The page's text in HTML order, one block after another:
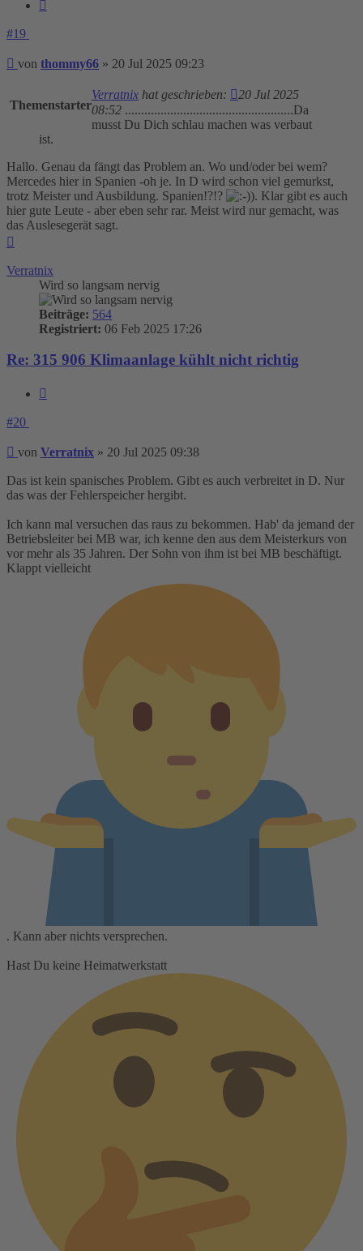
#19
Beitrag
von thommy66 » 20 Jul 2025 09:23
Themenstarter
Verratnix hat geschrieben:
20 Jul 2025
08:52 ....................................................Da
musst Du Dich schlau machen was verbaut
ist.
Hallo. Genau da fängt das Problem an. Wo und/oder bei wem?
Mercedes hier in Spanien -oh je. In D wird schon viel gemurkst,
trotz Meister und Ausbildung. Spanien!?!?
). Klar gibt es auch
hier gute Leute - aber eben sehr rar. Meist wird nur gemacht, was
das Auslesegerät sagt.
Verratnix
Wird so langsam nervig
Beiträge: 564
Registriert: 06 Feb 2025 17:26
Re: 315 906 Klimaanlage kühlt nicht richtig
#20
Beitrag
von Verratnix » 20 Jul 2025 09:38
Das ist kein spanisches Problem. Gibt es auch verbreitet in D. Nur
das was der Fehlerspeicher hergibt.
Ich kann mal versuchen das raus zu bekommen. Hab' da jemand der
Betriebsleiter bei MB war, ich kenne den aus dem Meisterkurs von
vor mehr als 35 Jahren. Der Sohn von ihm ist bei MB beschäftigt.
Klappt vielleicht
. Kann aber nichts versprechen.
Hast Du keine Heimatwerkstatt